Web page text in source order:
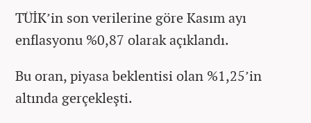
TÜİK’in son verilerine göre Kasım ayı
enflasyonu %0,87 olarak açıklandı.
Bu oran, piyasa beklentisi olan %1,25’in
altında gerçekleşti.